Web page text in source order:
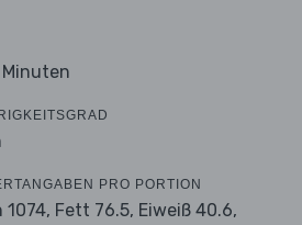
PRO PORTION
1074, Fett 76.5, Eiweiß 40.6,